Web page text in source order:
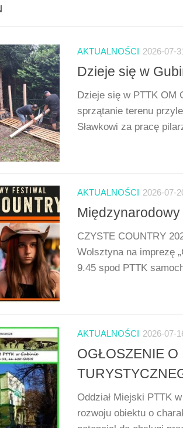
AKTUALNOŚCI 2026-07-
Dzieje się w
Dzieje się w PTTK OM
sprzątanie terenu
Sławkowi za pracę
AKTUALNOŚCI 2026-07-
Międzynarodowy
CZYSTE COUNTRY
Wolsztyna na imprezę
9.45 spod PTTK
AKTUALNOŚCI 2026-07-
OGŁOSZENIE O
Oddział Miejski PTTK
rozwoju obiektu o